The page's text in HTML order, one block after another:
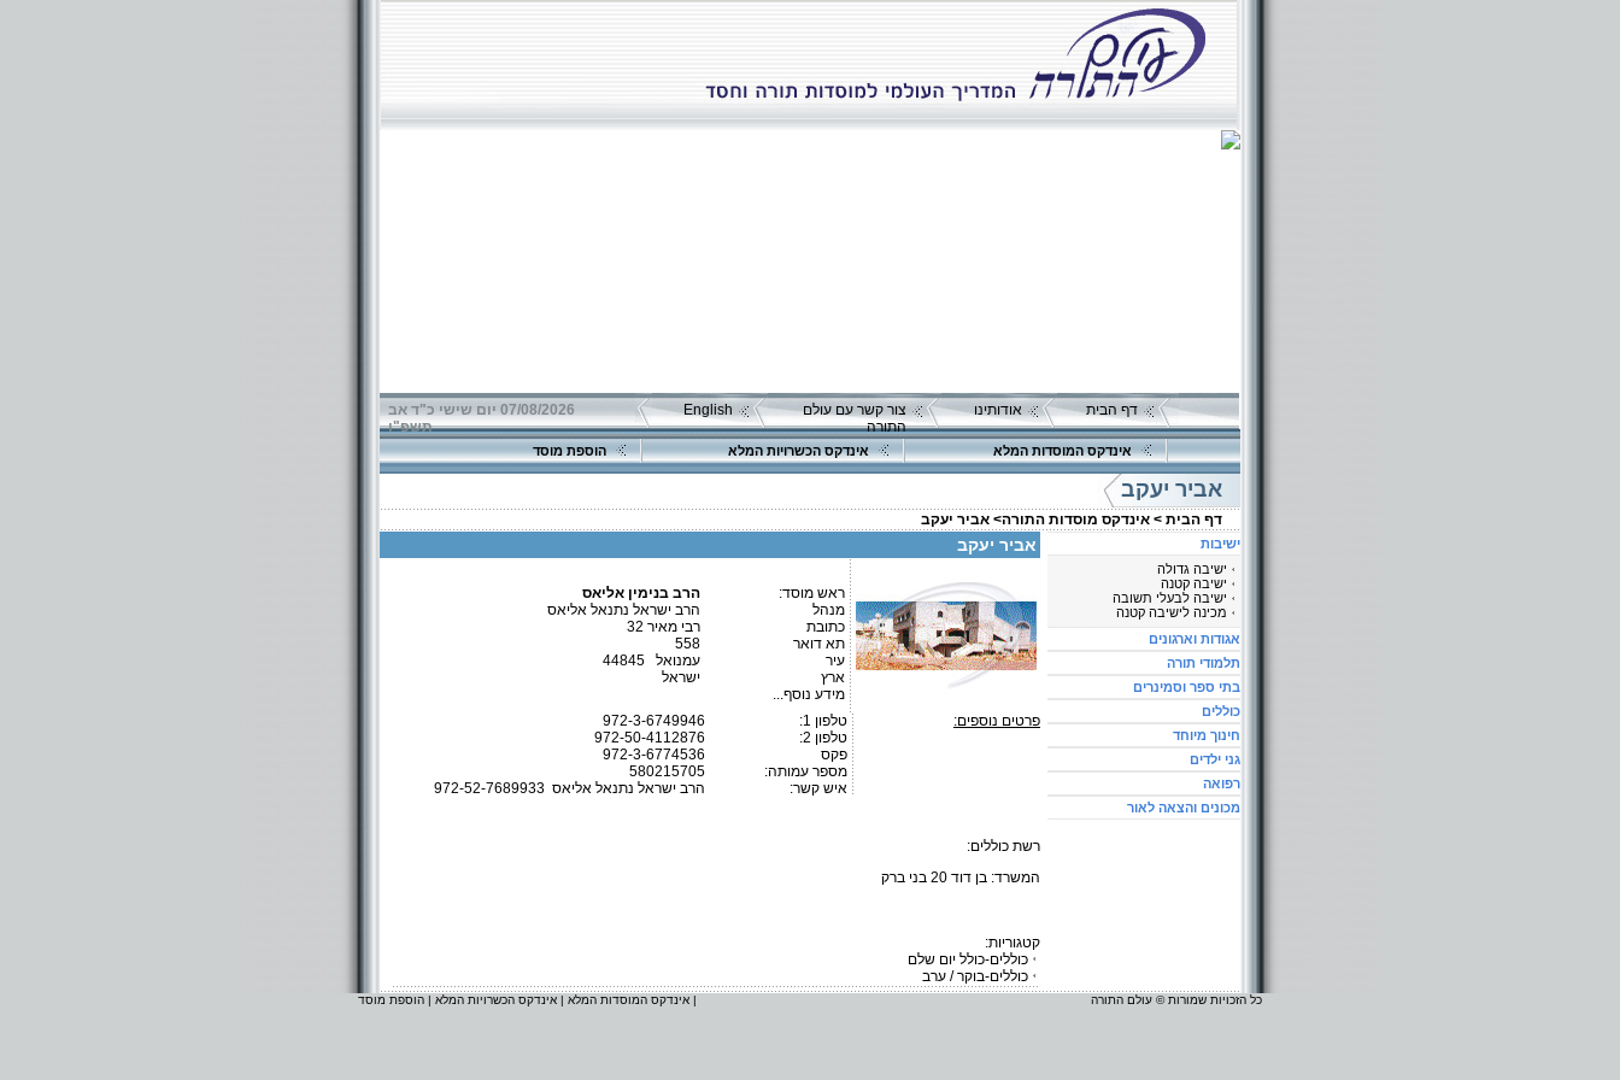
דף הבית אודותינו
צור קשר עם עולם
התורה
English
07/08/2026 יום שישי כ"ד אב
תשפ"ו
אינדקס המוסדות המלא אינדקס הכשרויות המלא הוספת מוסד
אביר יעקב
דף הבית > אינדקס מוסדות התורה> אביר יעקב
אביר יעקב
ראש מוסד:
הרב בנימין אליאס
מנהל
הרב ישראל נתנאל אליאס
כתובת
רבי מאיר 32
תא דואר
558
עיר
עמנואל 44845
ארץ
ישראל
מידע נוסף...
פרטים נוספים:
טלפון 1:
טלפון 2:
פקס
מספר עמותה:
איש קשר:
972-3-6749946
972-50-4112876
972-3-6774536
580215705
הרב ישראל נתנאל אליאס 972-52-7689933
רשת כוללים:
המשרד: בן דוד 20 בני ברק
קטגוריות:
כוללים-כולל יום שלם
כוללים-בוקר / ערב
ישיבות
ישיבה גדולה
ישיבה קטנה
ישיבה לבעלי תשובה
מכינה לישיבה קטנה
אגודות וארגונים
תלמודי תורה
בתי ספר וסמינרים
כוללים
חינוך מיוחד
גני ילדים
רפואה
מכונים והצאה לאור
כל הזכויות שמורות © עולם התורה אינדקס המוסדות המלא | אינדקס הכשרויות המלא | הוספת מוסד |